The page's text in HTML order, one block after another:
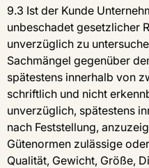
9.3 Ist der Kunde
unbeschadet gesetzlicher
unverzüglich zu
Sachmängel gegenüber
spätestens innerhalb von
schriftlich und nicht
unverzüglich, spätestens
nach Feststellung,
Gütenormen zulässige
Qualität, Gewicht, Größe,